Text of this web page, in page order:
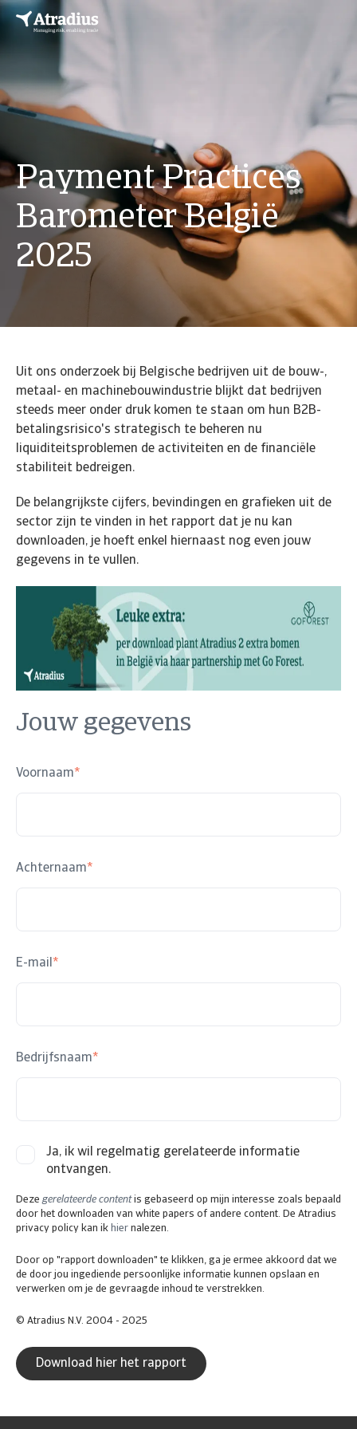
Payment Practices
Barometer België
2025
Uit ons onderzoek bij Belgische bedrijven uit de bouw-,
metaal- en machinebouwindustrie blijkt dat bedrijven
steeds meer onder druk komen te staan om hun B2B-
betalingsrisico's strategisch te beheren nu
liquiditeitsproblemen de activiteiten en de financiële
stabiliteit bedreigen.
De belangrijkste cijfers, bevindingen en grafieken uit de
sector zijn te vinden in het rapport dat je nu kan
downloaden, je hoeft enkel hiernaast nog even jouw
gegevens in te vullen.
Jouw gegevens
Voornaam*
Achternaam*
E-mail*
Bedrijfsnaam*
Ja, ik wil regelmatig gerelateerde informatie
ontvangen.
Deze gerelateerde contentis gebaseerd op mijn interesse zoals bepaald
door het downloaden van white papers of andere content. De Atradius
privacy policy kan ik hier nalezen.
Door op "rapport downloaden" te klikken, ga je ermee akkoord dat we
de door jou ingediende persoonlijke informatie kunnen opslaan en
verwerken om je de gevraagde inhoud te verstrekken.
© Atradius N.V. 2004 - 2025